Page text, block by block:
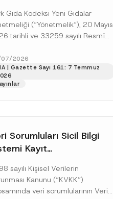
Gıda Kodeksi Yeni Gıdalar
(“Yönetmelik“), 20 Mayıs
tarihli ve 33259 sayılı Resmî
Yönetmelik ile yeni
[Devamını Oku]
2026
| Gazette Sayı 161: 7 Temmuz
Sorumluları Sicil Bilgi
Kayıt
sayılı Kişisel Verilerin
Kanunu (“KVKK”)
veri sorumlularının Veri